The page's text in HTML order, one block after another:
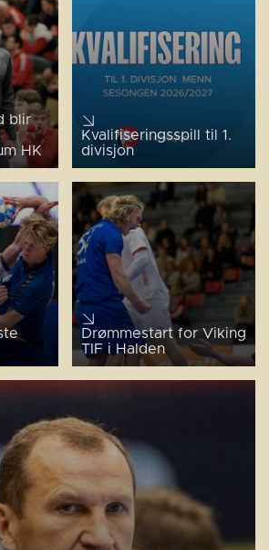
blir
HK
Kvalifiseringsspill til 1.
divisjon
Drømmestart for Viking
TIF i Halden